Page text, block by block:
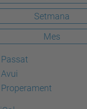
Setmana
Mes
Passat
Avui
Properament